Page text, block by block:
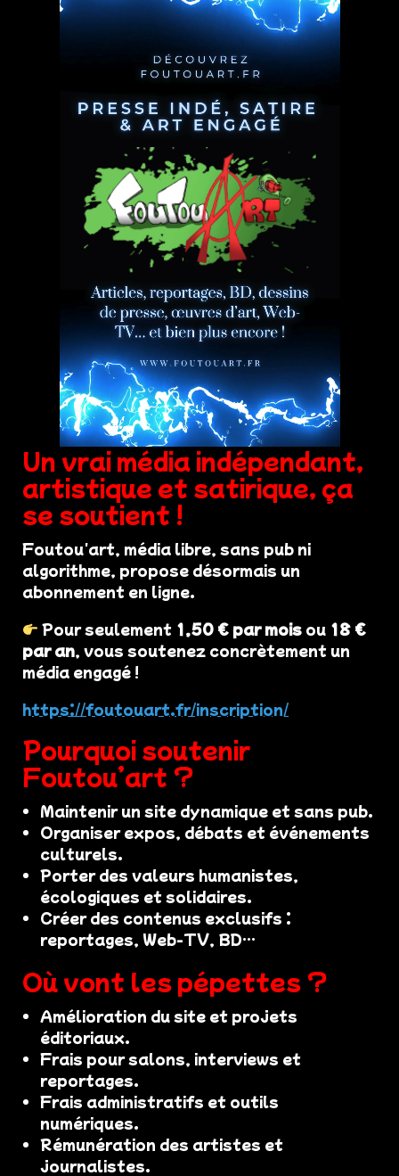
Un vrai média indépendant,
artistique et satirique, ça
se soutient !
Foutou'art, média libre, sans pub ni
algorithme, propose désormais un
abonnement en ligne.
Pour seulement 1,50 € par mois ou 18 €
par an, vous soutenez concrètement un
média engagé !
https://foutouart.fr/inscription/
Pourquoi soutenir
Foutou’art ?
Maintenir un site dynamique et sans pub.
Organiser expos, débats et événements
culturels.
Porter des valeurs humanistes,
écologiques et solidaires.
Créer des contenus exclusifs :
reportages, Web-TV, BD…
Où vont les pépettes ?
Amélioration du site et projets
éditoriaux.
Frais pour salons, interviews et
reportages.
Frais administratifs et outils
numériques.
Rémunération des artistes et
journalistes.